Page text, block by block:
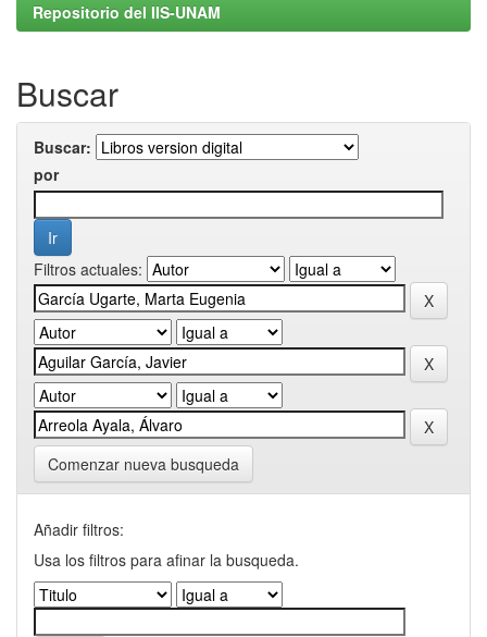
Repositorio del IIS-UNAM
Buscar
Buscar:
por
Filtros actuales:
Comenzar nueva busqueda
Añadir filtros:
Usa los filtros para afinar la busqueda.